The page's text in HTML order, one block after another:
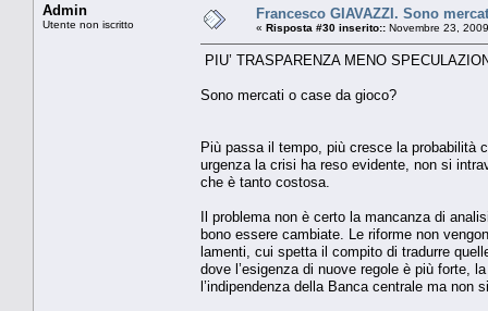
Admin
Utente non iscritto
Francesco GIAVAZZI. Sono
« Risposta #30 inserito:: Novembre 23,
PIU’ TRASPARENZA MENO
Sono mercati o case da gioco?
Più passa il tempo, più cresce la proba­bilità
urgenza la crisi ha reso evi­dente, non si
che è tanto costosa.
Il problema non è certo la mancanza di
bono essere cambiate. Le riforme non
lamenti, cui spetta il com­pito di tradurre
dove l’esigenza di nuove regole è più forte,
l’indipen­denza della Banca centrale ma non